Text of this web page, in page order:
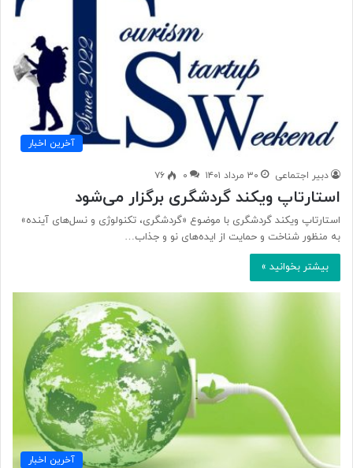
آخرین اخبار
دبیر اجتماعی ۳۰ مرداد ۱۴۰۱ ۰ ۷۶
استارتاپ ویکند گردشگری برگزار می‌شود
استارتاپ ویکند گردشگری با موضوع «گردشگری، تکنولوژی و نسل‌های آینده»
به منظور شناخت و حمایت از ایده‌های نو و جذاب…
بیشتر بخوانید »
آخرین اخبار